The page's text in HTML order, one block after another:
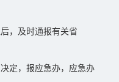
，及时通报有关省
定，报应急办，应急办